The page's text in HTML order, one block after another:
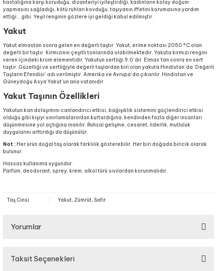
hastalığına karşı koruduğu, dizanteriyi iyileştirdiği, kadınların kolay doğum
yapmasını sağladığı, kötü ruhları kovduğu, taşıyanın iffetini korumasına yardım
ettiği… gibi. Yeşil renginin gözlere iyi geldiği kabul edilmiştir.
Yakut
Yakut elmastan sonra gelen en değerli taştır. Yakut, erime noktası 2050 °C olan
değerli bir taştır. Kırmızının çeşitli tonlarında olabilmektedir. Yakuta kırmızı rengini
veren içindeki krom elementidir. Yakutun sertliği 9.0’dır. Elmas’tan sonra en sert
taştır. Güzelliği ve sertliğiyle değerli taşlardan biri olan yakuta Hindistan’da ‘Değerli
Taşların Efendisi’ adı verilmiştir. Amerika ve Avrupa’da çıkarılır. Hindistan ve
Güneydoğu Asya Yakut’un ana vatanıdır.
Yakut Taşının Özellikleri
Yakutun kan dolaşımını canlandırıcı etkisi, bağışıklık sistemini güçlendirici etkisi
olduğu gibi kişiyi sınırlamalarından kurtardığına, kendinden fazla diğer insanları
düşünmesine yol açtığına inanılır. Ruhsal gelişme, cesaret, liderlik, mutluluk
duygularını arttırdığı da düşünülür.
Not : Her ürün doğal taş olarak farklılık gösterebilir. Her biri doğada biricik olarak
bulunur.
Hassas kullanıma uygundur.
Parfüm, deodorant, sprey, krem, alkol türü sıvılardan korunmalıdır.
Taş Cinsi : Yakut, Zümrüt, Safir
Yorumlar
Taksit Seçenekleri